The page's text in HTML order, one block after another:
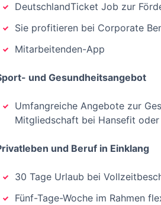
DeutschlandTicket Job zur
Sie profitieren bei Corporate
Mitarbeitenden-App
und Gesundheitsangebot
Umfangreiche Angebote zur
Mitgliedschaft bei Hansefit oder
und Beruf in Einklang
30 Tage Urlaub bei
Fünf-Tage-Woche im Rahmen